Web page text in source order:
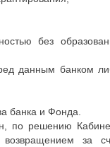
без
данным банком
банка и Фонда.
по решению
за